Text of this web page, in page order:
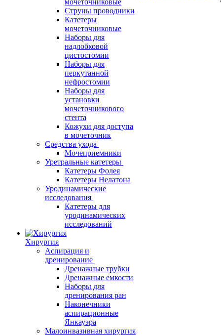
мочеточниковые
Струны проводники
Катетеры
мочеточниковые
Наборы для
надлобковой
цистостомии
Наборы для
перкутанной
нефростомии
Наборы для
установки
мочеточникового
стента
Кожухи для доступа
в мочеточник
Средства ухода
Мочеприемники
Уретральные катетеры
Катетеры Фолея
Катетеры Нелатона
Уродинамические
исследования
Катетеры для
уродинамических
исследований
Хирургия
Аспирация и
дренирование
Дренажные трубки
Дренажные емкости
Наборы для
дренирования ран
Наконечники
аспирационные
Янкауэра
Малоинвазивная хирургия